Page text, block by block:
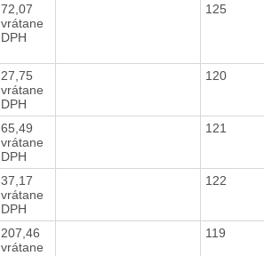
72,07
vrátane
DPH
125
27,75
vrátane
DPH
120
65,49
vrátane
DPH
121
37,17
vrátane
DPH
122
207,46
vrátane
119